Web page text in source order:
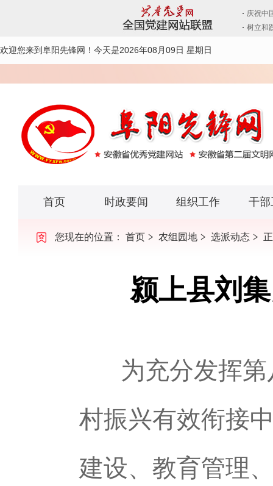
欢迎您来到阜阳先锋网！ 今天是2026年08月09日 星期日
首页 时政要闻 组织工作 干部
您现在的位置： 首页 农组园地 选派动态
颍上县刘
为充分发挥
村振兴有效衔接
建设、教育管理